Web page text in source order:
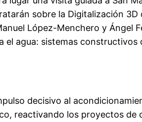
sobre la Digitalización
López-Menchero y Ángel
agua: sistemas
decisivo al
reactivando los proyectos